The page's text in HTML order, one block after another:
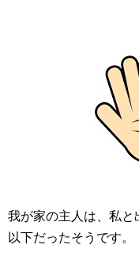
我が家の主人は、私と
以下だったそうです。